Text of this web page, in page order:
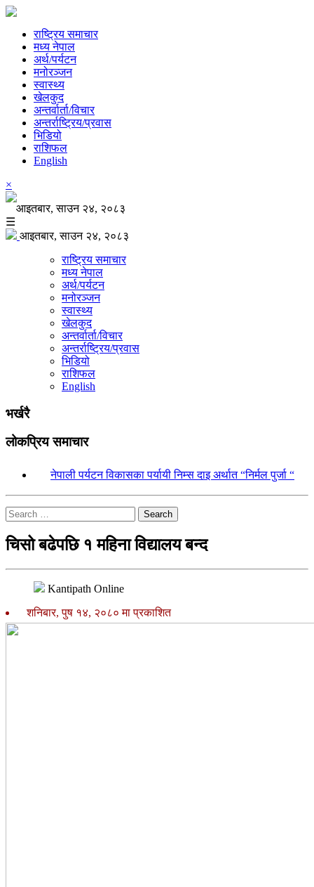
राष्ट्रिय समाचार
मध्य नेपाल
अर्थ/पर्यटन
मनोरञ्जन
स्वास्थ्य
खेलकुद
अन्तर्वार्ता/विचार
अन्तर्राष्ट्रिय/प्रवास
भिडियो
राशिफल
English
×
आइतबार, साउन २४, २०८३
☰
आइतबार, साउन २४, २०८३
राष्ट्रिय समाचार
मध्य नेपाल
अर्थ/पर्यटन
मनोरञ्जन
स्वास्थ्य
खेलकुद
अन्तर्वार्ता/विचार
अन्तर्राष्ट्रिय/प्रवास
भिडियो
राशिफल
English
भर्खरै
लोकप्रिय समाचार
नेपाली पर्यटन विकासका पर्यायी निम्स दाइ अर्थात “निर्मल पुर्जा “
Search
चिसो बढेपछि १ महिना विद्यालय बन्द
Kantipath Online
शनिबार, पुष १४, २०८० मा प्रकाशित